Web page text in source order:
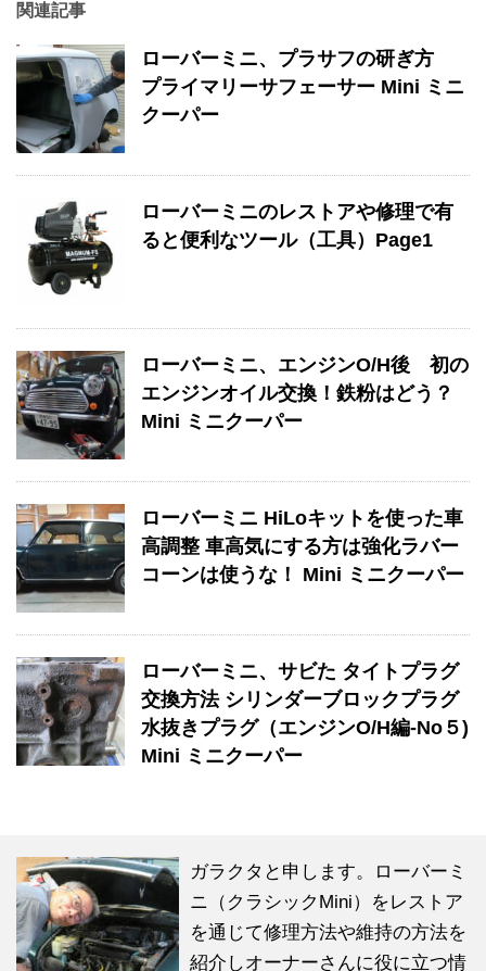
関連記事
ローバーミニ、プラサフの研ぎ方
プライマリーサフェーサー Mini ミニ
クーパー
ローバーミニのレストアや修理で有
ると便利なツール（工具）Page1
ローバーミニ、エンジンO/H後 初の
エンジンオイル交換！鉄粉はどう？
Mini ミニクーパー
ローバーミニ HiLoキットを使った車
高調整 車高気にする方は強化ラバー
コーンは使うな！ Mini ミニクーパー
ローバーミニ、サビた タイトプラグ
交換方法 シリンダーブロックプラグ
水抜きプラグ（エンジンO/H編-No５)
Mini ミニクーパー
ガラクタと申します。ローバーミ
ニ（クラシックMini）をレストア
を通じて修理方法や維持の方法を
紹介しオーナーさんに役に立つ情